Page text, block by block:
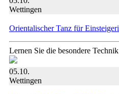
Wettingen
Orientalischer Tanz für
Lernen Sie die besondere
05.10.
Wettingen